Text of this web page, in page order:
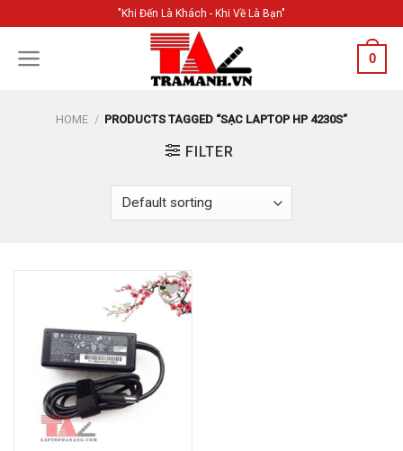
content
"Khi Đến Là Khách - Khi Về Là Bạn"
0
HOME / PRODUCTS TAGGED “SẠC LAPTOP HP 4230S”
FILTER
Add to